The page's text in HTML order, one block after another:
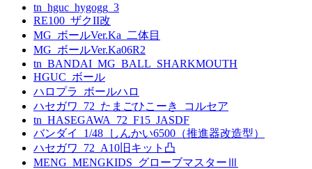
tn_hguc_hygogg_3
RE100_ザクII改
MG_ボールVer.Ka_二体目
MG_ボールVer.Ka06R2
tn_BANDAI_MG_BALL_SHARKMOUTH
HGUC_ボール
ハロプラ_ボールハロ
ハセガワ_72_たまごひこーき_コルセア
tn_HASEGAWA_72_F15_JASDF
バンダイ_1/48_しんかい6500（推進器改造型）
ハセガワ_72_A10旧キット凸
MENG_MENGKIDS_グローブマスターⅢ